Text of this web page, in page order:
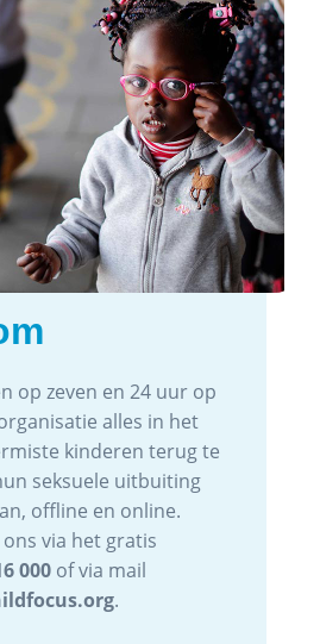
Child Focus zelf
via het
‘stop seksuele
van kinderen!’
een einde te maken